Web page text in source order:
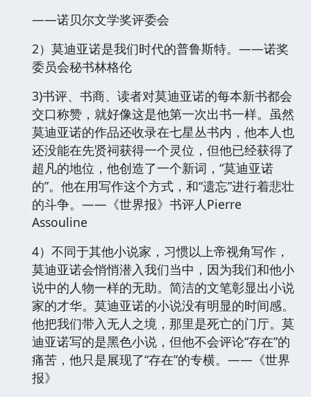
——诺贝尔文学奖评委会
2）莫迪亚诺是我们时代的普鲁斯特。——诺奖
委员会秘书林格伦
3)书评、书商、读者对莫迪亚诺的每本新书都会
交口称赞，就好像这是他第一次出书一样。虽然
莫迪亚诺的作品还收录在七星丛书内，他本人也
还没能在先贤祠获得一个灵位，但他已经获得了
超凡的地位，他创造了一个新词，“莫迪亚诺
的”。他在用写作这个方式，和“遗忘”进行着悲壮
的斗争。——《世界报》书评人Pierre
Assouline
4）不同于其他小说家，习惯以上帝视角写作，
莫迪亚诺会悄悄潜入我们当中，因为我们和他小
说中的人物一样的无助。简洁的文笔彰显出小说
家的才华。莫迪亚诺的小说没有明显的时间感。
他把我们带入无人之境，那里是死亡的门厅。莫
迪亚诺写的是黑色小说，但他不会评论“存在”的
痛苦，他只是展现了“存在”的专横。——《世界
报》